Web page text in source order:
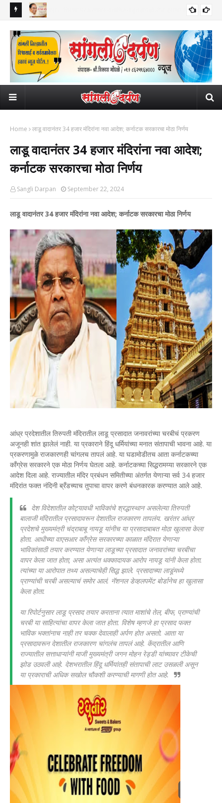
कोल्हापुरात निधन; शिक्षण व आरोग्य क्षेत्रातील दीपस्तंभ निमवला
भावपूर्ण श्रद्धांजली
Home लाडू वादानंतर 34 हजार मंदिरांना नवा आदेश; कर्नाटक सरकारचा मोठा निर्णय
लाडू वादानंतर 34 हजार मंदिरांना नवा आदेश;
कर्नाटक सरकारचा मोठा निर्णय
Sangli Darpan September 22, 2024
लाडू वादानंतर 34 हजार मंदिरांना नवा आदेश; कर्नाटक सरकारचा मोठा निर्णय
आंध्र प्रदेशातील तिरुपती मंदिरातील लाडू प्रसादात जनावरांच्या चरबीचं प्रकरण
अजूनही शांत झालेलं नाही. या प्रकाराने हिंदू धर्मियांच्या मनात संतापाची भावना आहे. या
प्रकरणामुळे राजकारणही चांगलच तापलं आहे. या घडामोडीतच आता कर्नाटकच्या
काँग्रेस सरकारने एक मोठा निर्णय घेतला आहे. कर्नाटकच्या सिद्धरामय्या सरकारने एक
आदेश दिला आहे. राज्यातील मंदिर प्रबंधन समितीच्या अंतर्गत येणाऱ्या सर्व 34 हजार
मंदिरांत फक्त नंदिनी ब्रँडच्याच तुपाचा वापर करणे बंधनकारक करण्यात आले आहे.
देश विदेशातील कोट्यावधी भाविकांचे श्रद्धास्थान असलेल्या तिरुपती
बालाजी मंदिरातील प्रसादावरून देशातील राजकारण तापलंय. खरंतर आंध्र
प्रदेशचे मुख्यमंत्री चंद्राबाबू नायडू यांनीच या प्रसादाबाबत मोठा खुलासा केला
होता. आधीच्या वाएसआर काँग्रेस सरकारच्या काळात मंदिरात येणाऱ्या
भाविकांसाठी तयार करण्यात येणाऱ्या लाडूच्या प्रसादात जनावरांच्या चरबीचा
वापर केला जात होता, असा अत्यंत धक्कादायक आरोप नायडू यांनी केला होता.
त्यांच्या या आरोपात तथ्य असल्याचेही सिद्ध झाले. प्रसादाच्या लाडूंमध्ये
प्राण्यांची चरबी असल्याचं समोर आलं. नॅशनल डेव्हलपमेंट बोर्डानेच हा खुलासा
केला होता.
या रिपोर्टनुसार लाडू प्रसाद तयार करताना त्यात माशांचे तेल, बीफ, प्राण्यांची
चरबी या साहित्यांचा वापर केला जात होता. विशेष म्हणजे हा प्रसाद फक्त
भाविक भक्तांनाच नाही तर चक्क देवालाही अर्पण होत असतो. आता या
प्रसादावरून देशातील राजकारण चांगलंच तापलं आहे. केंद्रातील आणि
राज्यातील सत्ताधाऱ्यांनी माजी मुख्यमंत्री जगन मोहन रेड्डी यांच्यावर टीकेची
झोड उठवली आहे. देशभरातील हिंदू धर्मियांतही संतापाची लाट उसळली असून
या प्रकाराची अधिक सखोल चौकशी करण्याची मागणी होत आहे.